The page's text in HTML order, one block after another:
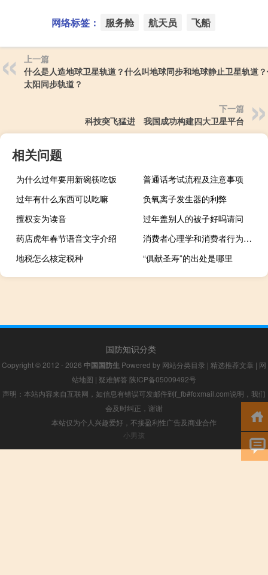
网络标签： 服务舱 航天员 飞船
上一篇
什么是人造地球卫星轨道？什么叫地球同步和地球静止卫星轨道
太阳同步轨道？
下一篇
科技突飞猛进 我国成功构建四大卫星平台
相关问题
为什么过年要用新碗筷吃饭
普通话考试流程及注意事项
过年有什么东西可以吃嘛
负氧离子发生器的利弊
擅权妄为读音
过年盖别人的被子好吗请问
药店虎年春节语音文字介绍
消费者心理学和消费者行为学（消费者心理）
地税怎么核定税种
“俱献圣寿”的出处是哪里
国防知识分类
Copyright © 2012 - 2026 中国国防生 Powered by 网站分类目录 | 精选推荐文章 | 网
站地图 | 疑难解答 陕ICP备05009492号
声明：本站内容来自互联网，如信息有错误可发邮件到f_fb#foxmail.com说明，我们
会及时纠正，谢谢
本站仅为个人兴趣爱好，不接盈利性广告及商业合作
小男孩